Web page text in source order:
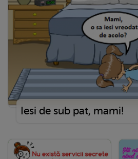
Iesi de sub pat, mami!